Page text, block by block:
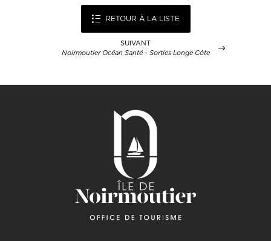
RETOUR À LA LISTE
SUIVANT
Noirmoutier Océan Santé - Sorties Longe Côte